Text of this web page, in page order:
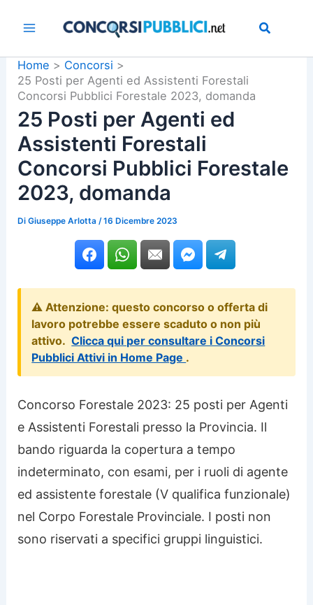
Home
Concorsi
25 Posti per Agenti ed Assistenti Forestali
Concorsi Pubblici Forestale 2023, domanda
25 Posti per Agenti ed
Assistenti Forestali
Concorsi Pubblici Forestale
2023, domanda
DiGiuseppe Arlotta /16 Dicembre 2023
⚠️ Attenzione: questo concorso o offerta di
lavoro potrebbe essere scaduto o non più
attivo. Clicca qui per consultare i Concorsi
Pubblici Attivi in Home Page .
Concorso Forestale 2023: 25 posti per Agenti
e Assistenti Forestali presso la Provincia. Il
bando riguarda la copertura a tempo
indeterminato, con esami, per i ruoli di agente
ed assistente forestale (V qualifica funzionale)
nel Corpo Forestale Provinciale. I posti non
sono riservati a specifici gruppi linguistici.